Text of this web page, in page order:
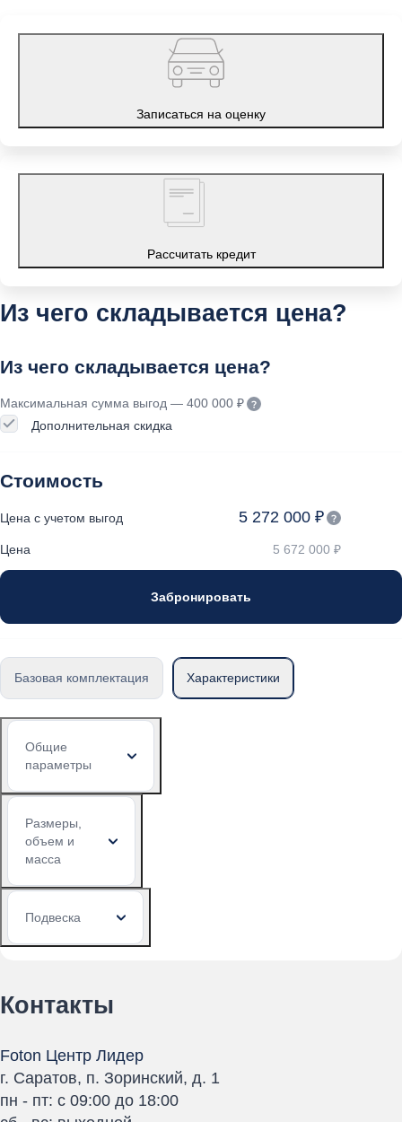
Записаться на оценку
Рассчитать кредит
Из чего складывается цена?
Из чего складывается цена?
Максимальная сумма выгод — 400 000 ₽
Дополнительная скидка
Стоимость
Цена с учетом выгод 5 272 000 ₽
Цена 5 672 000 ₽
Забронировать
Базовая комплектация Характеристики
Общие
параметры
Размеры,
объем и
масса
Подвеска
Контакты
Foton Центр Лидер
г. Саратов, п. Зоринский, д. 1
пн - пт: с 09:00 до 18:00